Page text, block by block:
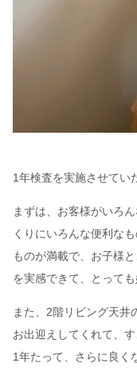
1年検査を実施させてい
まずは、お客様がいろ
くりにいろんな便利な
ものが満載で、お子様
を実感できて、とっても
また、2階リビング天井
お出迎えしてくれて、す
1年たって、さらに良く